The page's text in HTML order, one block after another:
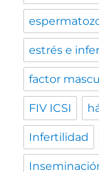
estrés e
factor
FIV ICSI
Infertilidad